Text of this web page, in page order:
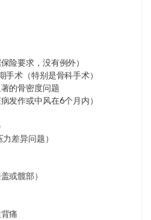
险要求，没有例外）
术（特别是骨科手术）
的骨密度问题
发作或中风在6个月内）
差异问题）
或髋部）
痛